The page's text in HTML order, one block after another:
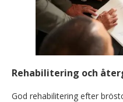
Rehabilitering och
God rehabilitering efter